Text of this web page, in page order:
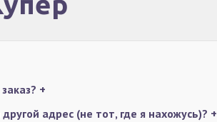
+
адрес (не тот, где я нахожусь)? +